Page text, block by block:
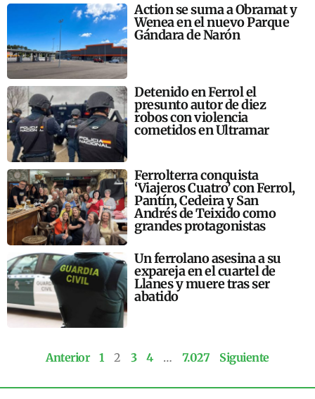
Action se suma a Obramat y
Wenea en el nuevo Parque
Gándara de Narón
Detenido en Ferrol el
presunto autor de diez
robos con violencia
cometidos en Ultramar
Ferrolterra conquista
‘Viajeros Cuatro’ con Ferrol,
Pantín, Cedeira y San
Andrés de Teixido como
grandes protagonistas
Un ferrolano asesina a su
expareja en el cuartel de
Llanes y muere tras ser
abatido
Anterior 1 2 3 4 … 7.027 Siguiente